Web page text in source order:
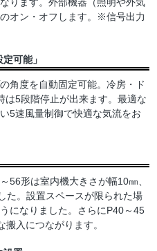
オン・オフします。※信号出力
可能」
角度を自動固定可能。冷房・ド
は5段階停止が出来ます。最適な
5速風量制御で快適な気流をお
56形は室内機大きさが幅10㎜、
た。設置スペースが限られた場
になりました。さらにP40～45
入につながります。